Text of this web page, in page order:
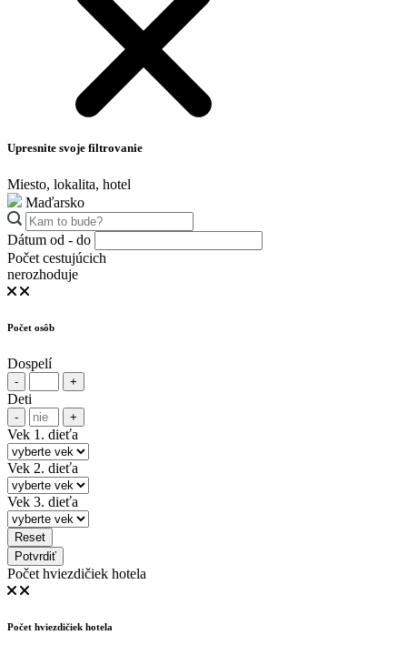
Upresnite svoje filtrovanie
Miesto, lokalita, hotel
Maďarsko
Dátum od - do
Počet cestujúcich
nerozhoduje
Počet osôb
Dospelí
- +
Deti
- +
Vek 1. dieťa
Vek 2. dieťa
Vek 3. dieťa
Reset
Potvrdiť
Počet hviezdičiek hotela
Počet hviezdičiek hotela